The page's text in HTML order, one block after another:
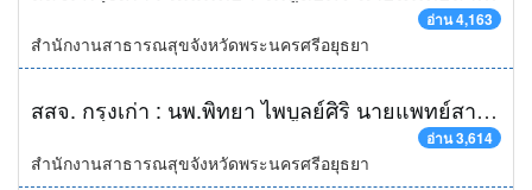
อ่าน 4,163
สำนักงานสาธารณสุขจังหวัดพระนครศรีอยุธยา
สสจ. กรุงเก่า : นพ.พิทยา ไพบูลย์ศิริ นายแพทย์สาธารณสุขจังหวัดพระนครศรีอยุธยา พร้อมด้วย นพ.ธานินทร์ สีวราภรณ์สกุล ผู้อำนวยการโรงพยาบาลพระนครศรีอยุธยา ให้การต้อนรับ นายอภิชาติ โตดิลกเวชช์ ผู้ว่าราชการจังหวัดพระนครศรีอยุธยา และหัวหน้าส่วนราชการ ในโอกาสเดินทางเข้าเยี่ยมและให้กำลังใจผู้บาดเจ็บจากเหตุการณ์รถไฟชนกัน ที่รักษาตัวอยู่ที่โรงพยาบาลพระนครศรีอยุธยา และโรงพยาบาลภาชี ซึ่งมีทั้งผู้บาดเจ็บชาวไทยและชาวต่างชาติ ที่โดยสารมากับขบวนรถไฟดังกล่าว พร้อมมอบกระเช้า เพื่อสร้างขวัญกำลังใจ ณ โรงพยาบาลพระนครศรีอยุธยา / โรงพยาบาลภาชี
อ่าน 3,614
สำนักงานสาธารณสุขจังหวัดพระนครศรีอยุธยา